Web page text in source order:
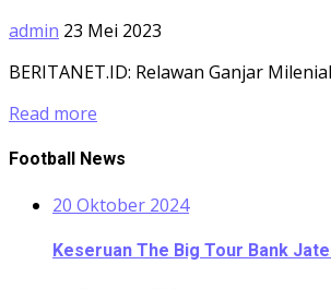
admin 23 Mei 2023
BERITANET.ID: Relawan Ganjar
Read more
Football News
20 Oktober 2024
Keseruan The Big Tour Bank